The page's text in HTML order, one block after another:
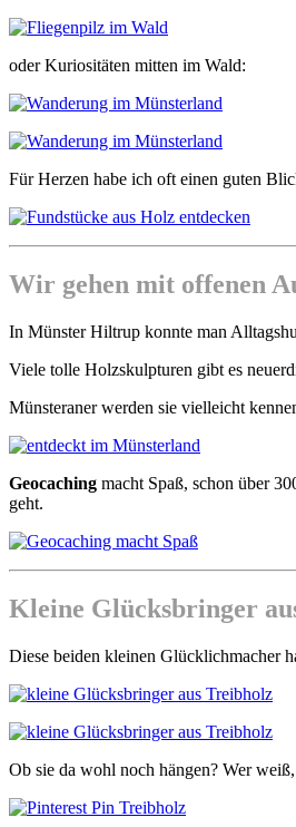
oder Kuriositäten mitten im Wald:
Für Herzen habe ich oft einen guten
Wir gehen mit offenen
In Münster Hiltrup konnte man
Viele tolle Holzskulpturen gibt es
Münsteraner werden sie vielleicht
Geocaching macht Spaß, schon über
geht.
Kleine Glücksbringer
Diese beiden kleinen Glücklichmacher
Ob sie da wohl noch hängen? Wer